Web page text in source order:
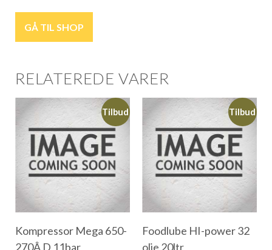
GÅ TIL SHOP
RELATEREDE VARER
Tilbud
Kompressor Mega 650-
270Â D 11bar
Tilbud
Foodlube HI-power 32
olie 20ltr